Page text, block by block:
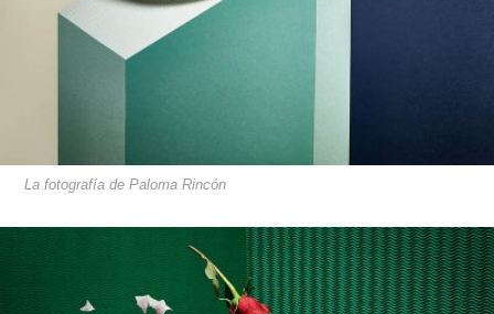
La fotografía de Paloma Rincón